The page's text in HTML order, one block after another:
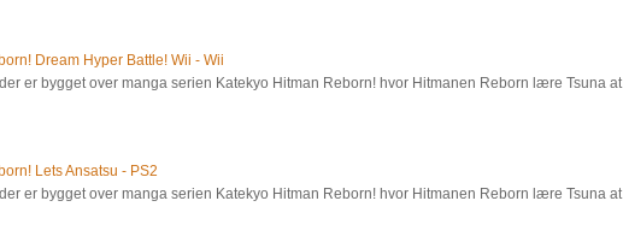
Dream Hyper Battle! Wii - Wii
er bygget over manga serien Katekyo Hitman Reborn! hvor Hitmanen Reborn lære Tsuna at
Lets Ansatsu - PS2
er bygget over manga serien Katekyo Hitman Reborn! hvor Hitmanen Reborn lære Tsuna at